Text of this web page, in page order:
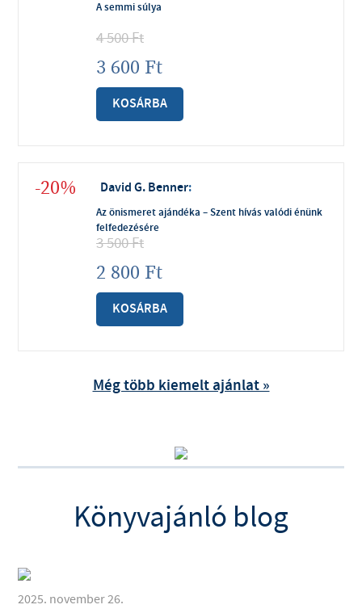
A semmi súlya
4 500Ft
3 600 Ft
KOSÁRBA
-20% David G. Benner:
Az önismeret ajándéka – Szent hívás valódi énünk
felfedezésére
3 500Ft
2 800 Ft
KOSÁRBA
Még több kiemelt ajánlat »
Könyvajánló blog
2025. november 26.